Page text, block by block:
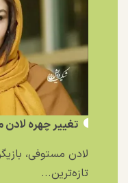
تغییر چهره
لادن مستوفی،
تازه‌ترین...